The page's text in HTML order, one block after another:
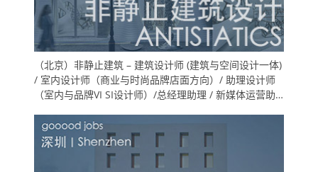
（北京）非静止建筑 – 建筑设计师 (建筑与空间设计一体)
/ 室内设计师（商业与时尚品牌店面方向）/ 助理设计师
（室内与品牌VI SI设计师）/总经理助理 / 新媒体运营助